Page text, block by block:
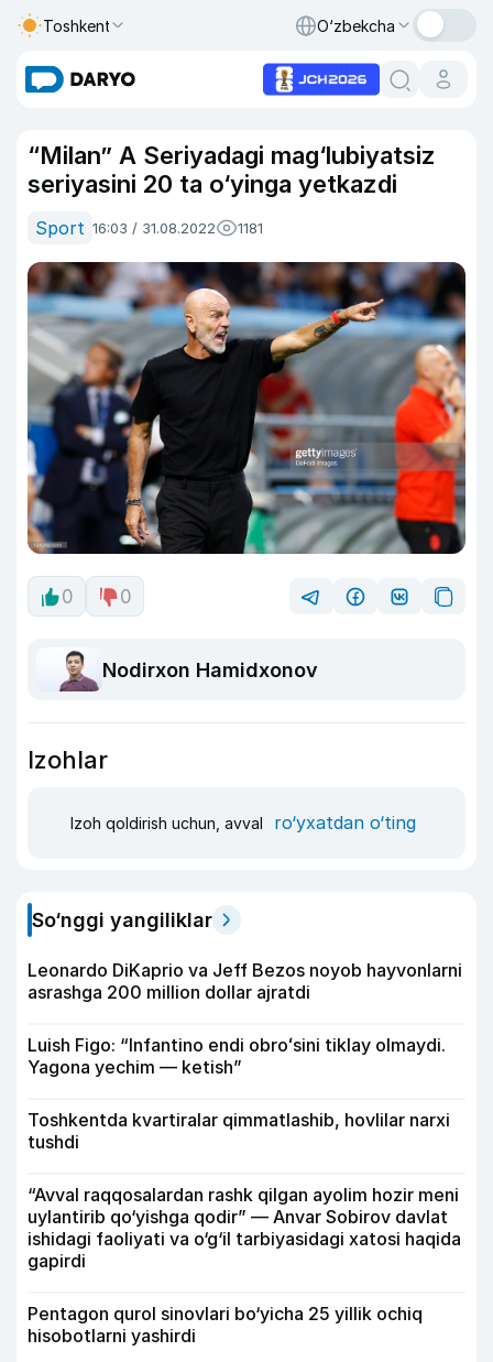
Toshkent O‘zbekcha
“Milan” A Seriyadagi mag‘lubiyatsiz
seriyasini 20 ta o‘yinga yetkazdi
Sport 16:03 / 31.08.2022 1181
0 0
Nodirxon Hamidxonov
Izohlar
Izoh qoldirish uchun, avval ro‘yxatdan o‘ting
So‘nggi yangiliklar
Leonardo DiKaprio va Jeff Bezos noyob hayvonlarni
asrashga 200 million dollar ajratdi
Luish Figo: “Infantino endi obroʻsini tiklay olmaydi.
Yagona yechim — ketish”
Toshkentda kvartiralar qimmatlashib, hovlilar narxi
tushdi
“Avval raqqosalardan rashk qilgan ayolim hozir meni
uylantirib qo‘yishga qodir” — Anvar Sobirov davlat
ishidagi faoliyati va o‘g‘il tarbiyasidagi xatosi haqida
gapirdi
Pentagon qurol sinovlari bo‘yicha 25 yillik ochiq
hisobotlarni yashirdi